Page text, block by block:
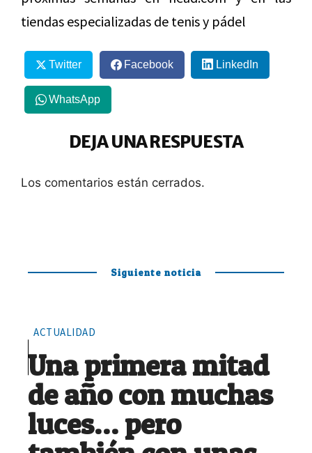
tiendas especializadas de tenis y pádel
Twitter Facebook LinkedIn
WhatsApp
DEJA UNA RESPUESTA
Los comentarios están cerrados.
Siguiente noticia
ACTUALIDAD
Una primera mitad
de año con muchas
luces… pero